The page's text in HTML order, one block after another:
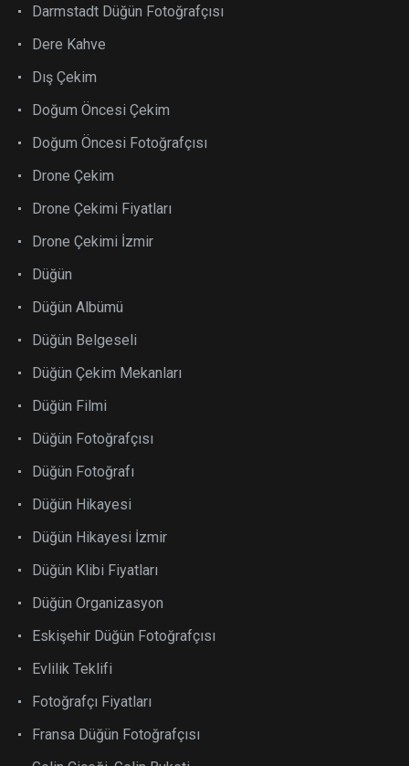
Darmstadt Düğün Fotoğrafçısı
Dere Kahve
Dış Çekim
Doğum Öncesi Çekim
Doğum Öncesi Fotoğrafçısı
Drone Çekim
Drone Çekimi Fiyatları
Drone Çekimi İzmir
Düğün
Düğün Albümü
Düğün Belgeseli
Düğün Çekim Mekanları
Düğün Filmi
Düğün Fotoğrafçısı
Düğün Fotoğrafı
Düğün Hikayesi
Düğün Hikayesi İzmir
Düğün Klibi Fiyatları
Düğün Organizasyon
Eskişehir Düğün Fotoğrafçısı
Evlilik Teklifi
Fotoğrafçı Fiyatları
Fransa Düğün Fotoğrafçısı